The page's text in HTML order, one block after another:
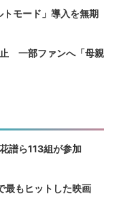
モード」導入を無期
一部ファンへ「母親
譜ら113組が参加
最もヒットした映画